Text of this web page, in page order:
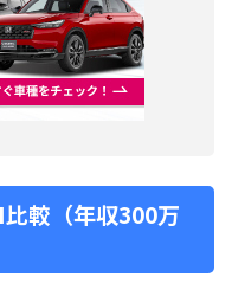
較（年収300万